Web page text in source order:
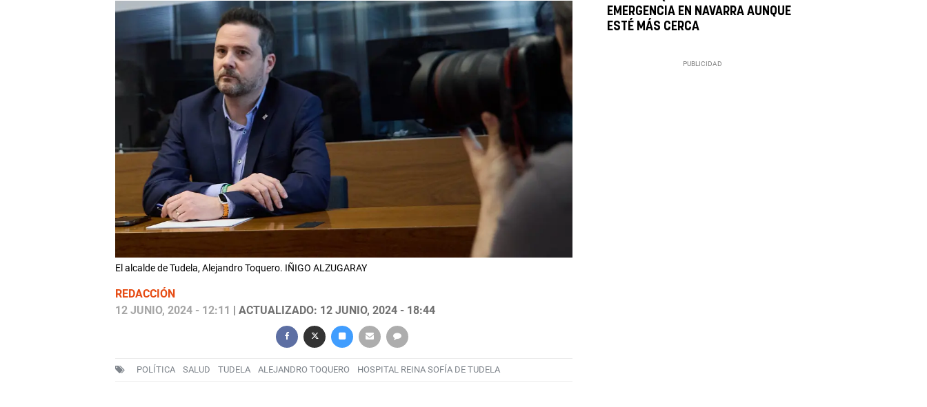
El alcalde de Tudela, Alejandro Toquero. IÑIGO ALZUGARAY
REDACCIÓN
12 JUNIO, 2024 - 12:11 | ACTUALIZADO: 12 JUNIO, 2024 - 18:44
POLÍTICA SALUD TUDELA ALEJANDRO TOQUERO HOSPITAL REINA SOFÍA DE TUDELA
EMERGENCIA EN NAVARRA AUNQUE
ESTÉ MÁS CERCA